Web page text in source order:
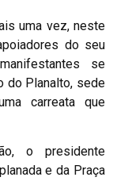
uma vez, neste
do seu
se
do Planalto, sede
carreata que
o presidente
e da Praça